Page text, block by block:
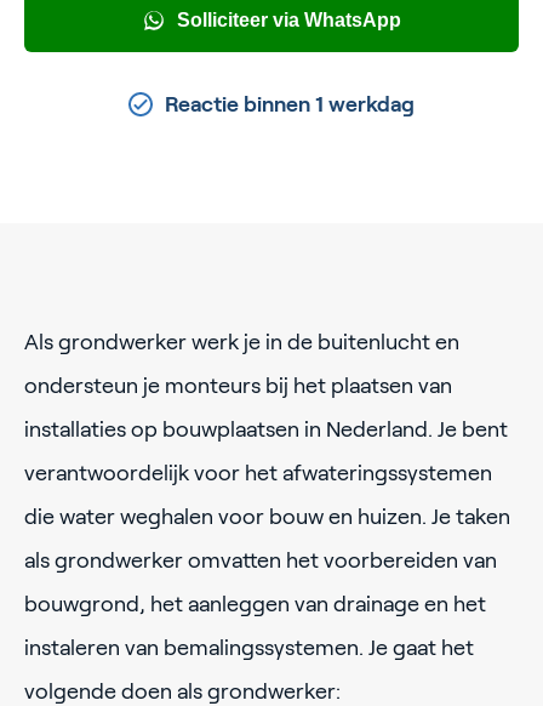
Solliciteer via WhatsApp
Reactie binnen 1 werkdag
Als grondwerker werk je in de buitenlucht en
ondersteun je monteurs bij het plaatsen van
installaties op bouwplaatsen in Nederland. Je bent
verantwoordelijk voor het afwateringssystemen
die water weghalen voor bouw en huizen. Je taken
als grondwerker omvatten het voorbereiden van
bouwgrond, het aanleggen van drainage en het
instaleren van bemalingssystemen. Je gaat het
volgende doen als grondwerker: